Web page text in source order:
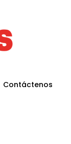
Contáctenos